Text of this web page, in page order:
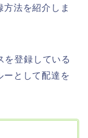
法を紹介しま
を登録している
ーとして配達を